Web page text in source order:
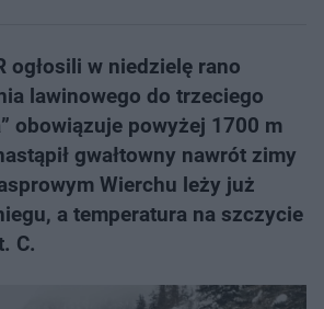
ogłosili w niedzielę rano
lawinowego do trzeciego
obowiązuje powyżej 1700 m
gwałtowny nawrót zimy
Wierchu leży już
a temperatura na szczycie
C.